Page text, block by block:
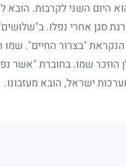
היום השני לקרבות. הובא
סגן אחרי נפלו.
"בצרור החיים".
הוזכר שמו. בחוברת "אשר
ישראל, הובא מעזבונו.